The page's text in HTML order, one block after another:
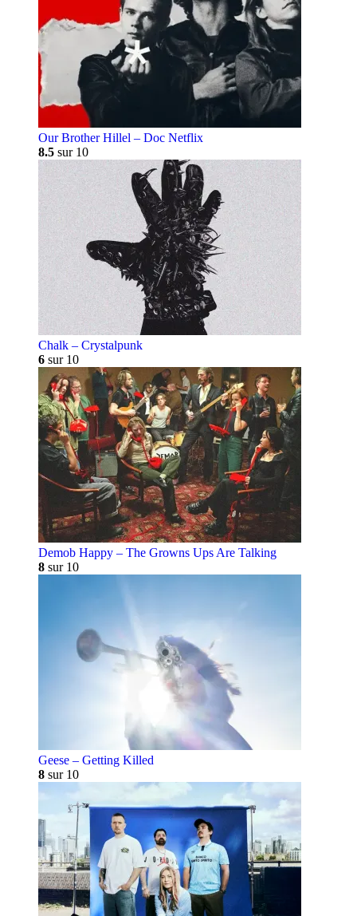
Our Brother Hillel – Doc Netflix
8.5 sur 10
Chalk – Crystalpunk
6 sur 10
Demob Happy – The Growns Ups Are Talking
8 sur 10
Geese – Getting Killed
8 sur 10